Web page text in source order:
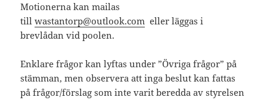
Motionerna kan mailas
tillwastantorp@outlook.com eller läggas i
brevlådan vid poolen.
Enklare frågor kan lyftas under ”Övriga frågor” på
stämman, men observera att inga beslut kan fattas
på frågor/förslag som inte varit beredda av styrelsen